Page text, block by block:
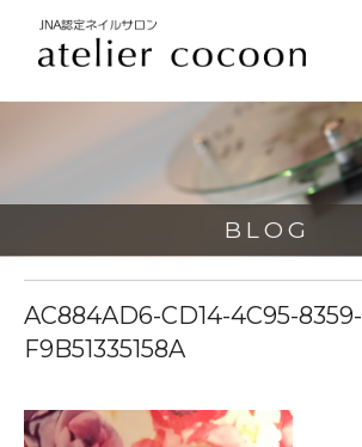
BLOG
AC884AD6-CD14-4C95-8359-
F9B51335158A